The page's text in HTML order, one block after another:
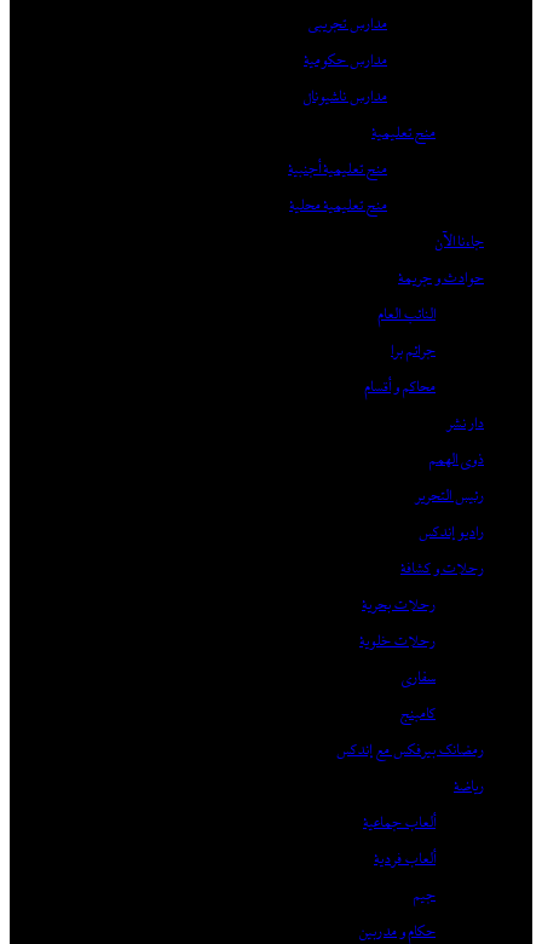
مدارس تجريبي
مدارس حكومية
مدارس ناشيونال
منح تعليمية
منح تعليمية أجنبية
منح تعليمية محلية
جاءنا الآن
حوادث و جريمة
النائب العام
جرائم برا
محاكم و أقسام
دار نشر
ذوى الهمم
رئيس التحرير
راديو إندكس
رحلات و كشافة
رحلات بحرية
رحلات خلوية
سفاري
كامبنج
رمضانك بيرفكس مع إندكس
رياضة
ألعاب جماعية
ألعاب فردية
جيم
حكام و مدربين